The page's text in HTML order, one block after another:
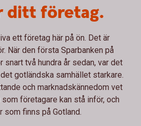
ditt företag.
ett företag här på ön. Det är
När den första Sparbanken på
snart två hundra år sedan, var det
gotländska samhället starkare.
och marknadskännedom vet
företagare kan stå inför, och
som finns på Gotland.